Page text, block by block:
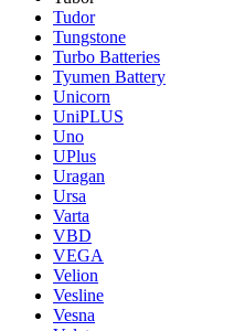
Tudor
Tungstone
Turbo Batteries
Tyumen Battery
Unicorn
UniPLUS
Uno
UPlus
Uragan
Ursa
Varta
VBD
VEGA
Velion
Vesline
Vesna